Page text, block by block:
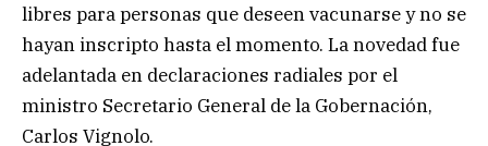
libres para personas que deseen vacunarse y no se
hayan inscripto hasta el momento. La novedad fue
adelantada en declaraciones radiales por el
ministro Secretario General de la Gobernación,
Carlos Vignolo.